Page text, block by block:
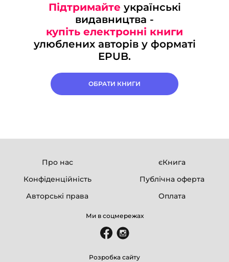
Підтримайте українські
видавництва -
купіть електронні книги
улюблених авторів у форматі
EPUB.
ОБРАТИ КНИГИ
Про нас
єКнига
Конфіденційність
Публічна оферта
Авторські права
Оплата
Ми в соцмережах
Розробка сайту